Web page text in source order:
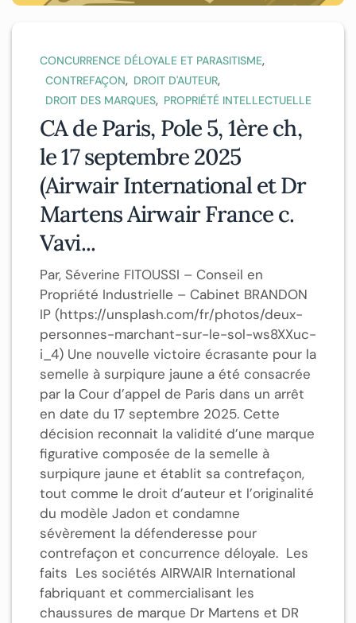
CONCURRENCE DÉLOYALE ET PARASITISME,
CONTREFAÇON, DROIT D'AUTEUR,
DROIT DES MARQUES, PROPRIÉTÉ INTELLECTUELLE
CA de Paris, Pole 5, 1ère ch,
le 17 septembre 2025
(Airwair International et Dr
Martens Airwair France c.
Vavi...
Par, Séverine FITOUSSI – Conseil en
Propriété Industrielle – Cabinet BRANDON
IP (https://unsplash.com/fr/photos/deux-
personnes-marchant-sur-le-sol-ws8XXuc-
i_4) Une nouvelle victoire écrasante pour la
semelle à surpiqure jaune a été consacrée
par la Cour d’appel de Paris dans un arrêt
en date du 17 septembre 2025. Cette
décision reconnait la validité d’une marque
figurative composée de la semelle à
surpiqure jaune et établit sa contrefaçon,
tout comme le droit d’auteur et l’originalité
du modèle Jadon et condamne
sévèrement la défenderesse pour
contrefaçon et concurrence déloyale. Les
faits Les sociétés AIRWAIR International
fabriquant et commercialisant les
chaussures de marque Dr Martens et DR